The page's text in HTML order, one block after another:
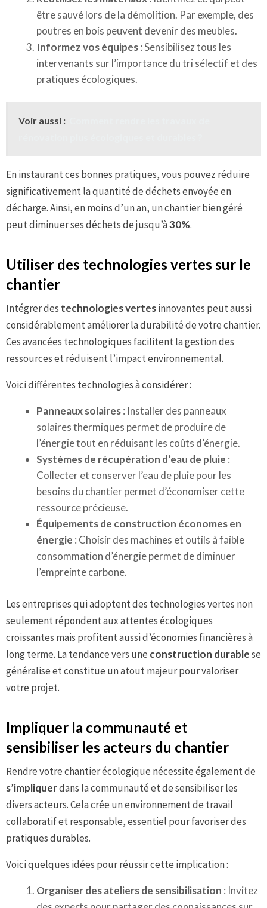
être sauvé lors de la démolition. Par exemple, des
poutres en bois peuvent devenir des meubles.
Informez vos équipes: Sensibilisez tous les
intervenants sur l’importance du tri sélectif et des
pratiques écologiques.
Voir aussi :
En instaurant ces bonnes pratiques, vous pouvez réduire
significativement la quantité de déchets envoyée en
décharge. Ainsi, en moins d’un an, un chantier bien géré
peut diminuer ses déchets de jusqu’à30%.
Utiliser des technologies vertes sur le
chantier
Intégrer des technologies vertesinnovantes peut aussi
considérablement améliorer la durabilité de votre chantier.
Ces avancées technologiques facilitent la gestion des
ressources et réduisent l’impact environnemental.
Voici différentes technologies à considérer :
Panneaux solaires: Installer des panneaux
solaires thermiques permet de produire de
l’énergie tout en réduisant les coûts d’énergie.
Systèmes de récupération d’eau de pluie :
Collecter et conserver l’eau de pluie pour les
besoins du chantier permet d’économiser cette
ressource précieuse.
Équipements de construction économes en
énergie : Choisir des machines et outils à faible
consommation d’énergie permet de diminuer
l’empreinte carbone.
Les entreprises qui adoptent des technologies vertes non
seulement répondent aux attentes écologiques
croissantes mais profitent aussi d’économies financières à
long terme. La tendance vers une construction durablese
généralise et constitue un atout majeur pour valoriser
votre projet.
Impliquer la communauté et
sensibiliser les acteurs du chantier
Rendre votre chantier écologique nécessite également de
s’impliquerdans la communauté et de sensibiliser les
divers acteurs. Cela crée un environnement de travail
collaboratif et responsable, essentiel pour favoriser des
pratiques durables.
Voici quelques idées pour réussir cette implication :
Organiser des ateliers de sensibilisation : Invitez